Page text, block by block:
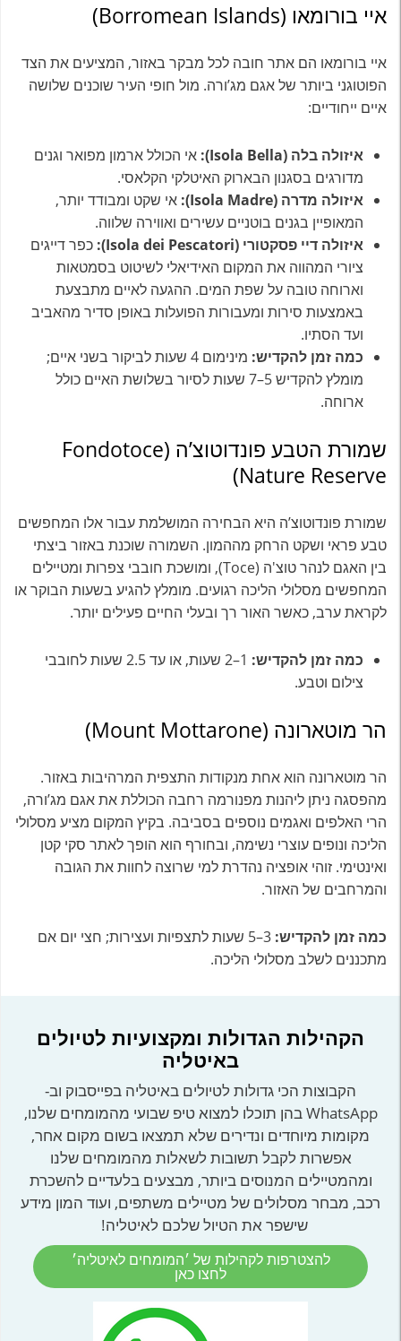
איי בורומאו (Borromean Islands)
איי בורומאו הם אתר חובה לכל מבקר באזור, המציעים את הצד
הפוטוגני ביותר של אגם מג’ורה. מול חופי העיר שוכנים שלושה
איים ייחודיים:
איזולה בלה (Isola Bella):
אי הכולל ארמון מפואר וגנים
מדורגים בסגנון הבארוק האיטלקי הקלאסי.
איזולה מדרה (Isola Madre):
אי שקט ומבודד יותר,
המאופיין בגנים בוטניים עשירים ואווירה שלווה.
איזולה דיי פסקטורי (Isola dei Pescatori):
כפר דייגים
ציורי המהווה את המקום האידיאלי לשיטוט בסמטאות
וארוחה טובה על שפת המים. ההגעה לאיים מתבצעת
באמצעות סירות ומעבורות הפועלות באופן סדיר מהאביב
ועד הסתיו.
כמה זמן להקדיש:
מינימום 4 שעות לביקור בשני איים;
מומלץ להקדיש 5–7 שעות לסיור בשלושת האיים כולל
ארוחה.
שמורת הטבע פונדוטוצ’ה (Fondotoce
Nature Reserve)
שמורת פונדוטוצ’ה היא הבחירה המושלמת עבור אלו המחפשים
טבע פראי ושקט הרחק מההמון. השמורה שוכנת באזור ביצתי
בין האגם לנהר טוצ'ה (Toce), ומושכת חובבי צפרות ומטיילים
המחפשים מסלולי הליכה רגועים. מומלץ להגיע בשעות הבוקר או
לקראת ערב, כאשר האור רך ובעלי החיים פעילים יותר.
כמה זמן להקדיש:
1–2 שעות, או עד 2.5 שעות לחובבי
צילום וטבע.
הר מוטארונה (Mount Mottarone)
הר מוטארונה הוא אחת מנקודות התצפית המרהיבות באזור.
מהפסגה ניתן ליהנות מפנורמה רחבה הכוללת את אגם מג’ורה,
הרי האלפים ואגמים נוספים בסביבה. בקיץ המקום מציע מסלולי
הליכה ונופים עוצרי נשימה, ובחורף הוא הופך לאתר סקי קטן
ואינטימי. זוהי אופציה נהדרת למי שרוצה לחוות את הגובה
והמרחבים של האזור.
כמה זמן להקדיש:
3–5 שעות לתצפיות ועצירות; חצי יום אם
מתכננים לשלב מסלולי הליכה.
הקהילות הגדולות ומקצועיות לטיולים
באיטליה
הקבוצות הכי גדולות לטיולים באיטליה בפייסבוק וב-
WhatsApp בהן תוכלו למצוא טיפ שבועי מהמומחים שלנו,
מקומות מיוחדים ונדירים שלא תמצאו בשום מקום אחר,
אפשרות לקבל תשובות לשאלות מהמומחים שלנו
ומהמטיילים המנוסים ביותר, מבצעים בלעדיים להשכרת
רכב, מבחר מסלולים של מטיילים משתפים, ועוד המון מידע
שישפר את הטיול שלכם לאיטליה!
להצטרפות לקהילות של ׳המומחים לאיטליה׳
לחצו כאן